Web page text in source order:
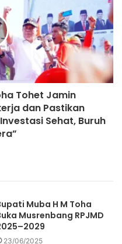
Tohet Jamin
dan Pastikan
Sehat, Buruh
Muba H M Toha
Musrenbang RPJMD
23/06/2025